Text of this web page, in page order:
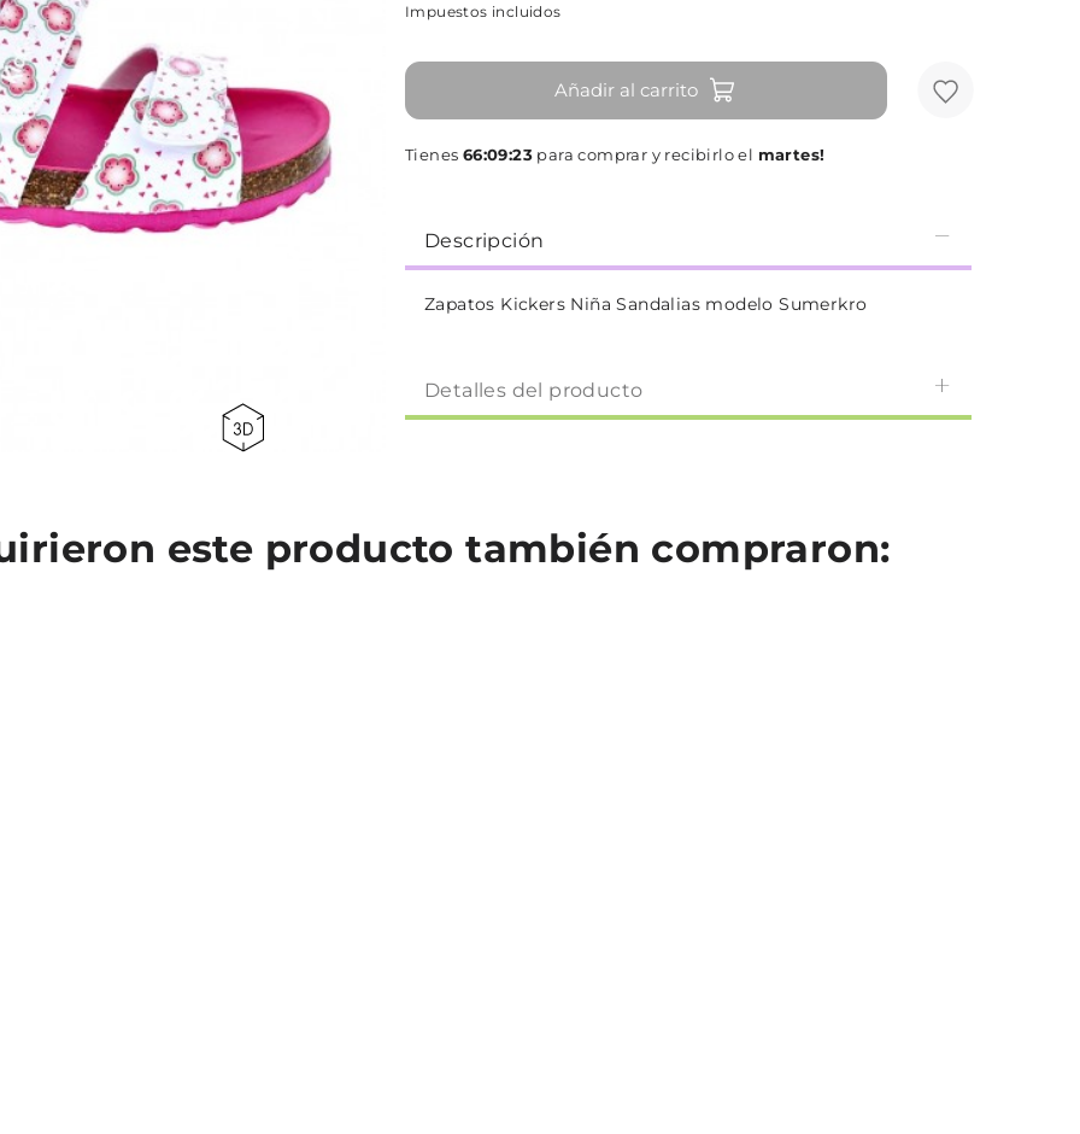
Impuestos incluidos
Añadir al carrito
Tienes 66:09:22 para comprar y recibirlo el martes!
Descripción
Zapatos Kickers Niña Sandalias modelo Sumerkro
Detalles del producto
este producto también compraron: